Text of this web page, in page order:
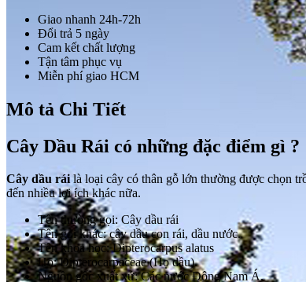
Giao nhanh 24h-72h
Đổi trả 5 ngày
Cam kết chất lượng
Tận tâm phục vụ
Miễn phí giao HCM
Mô tả Chi Tiết
Cây Dầu Rái có những đặc điểm gì ?
Cây dầu ráilà loại cây có thân gỗ lớn thường được chọn
đến nhiều lợi ích khác nữa.
Tên thường gọi: Cây dầu rái
Tên gọi khác: cây dầu con rái, dầu nước.
Tên khoa học: Dipterocarpus alatus
Họ: Dipterocarpaceae (Họ dầu).
Nguồn gốc xuất xứ: Các nước Đông Nam Á.